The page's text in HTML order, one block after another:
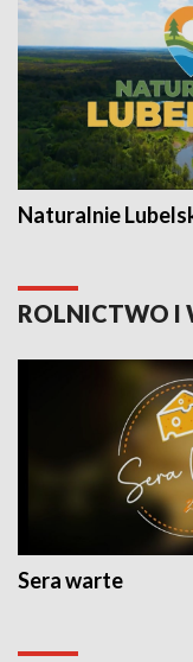
Naturalnie
ROLNICTWO I
Sera warte